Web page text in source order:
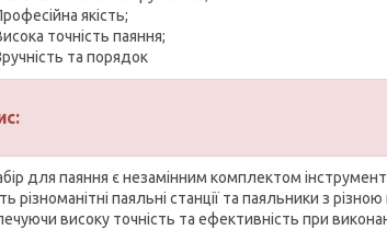
якість;
точність паяння;
та порядок
для паяння є незамінним комплектом
різноманітні паяльні станції та паяльники з
високу точність та ефективність при